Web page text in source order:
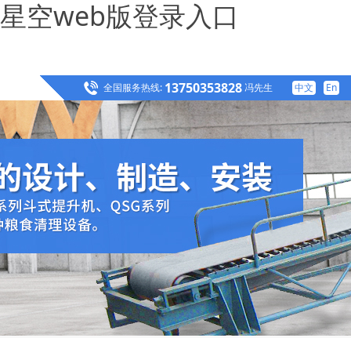
星空web版登录入口
全国服务热线: 13750353828冯先生 中文 En